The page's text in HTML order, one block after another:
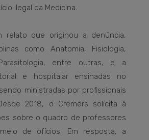
ilegal da Medicina.
relato que originou a denúncia,
como Anatomia, Fisiologia,
entre outras, e a
e hospitalar ensinadas no
ministradas por profissionais
2018, o Cremers solicita à
sobre o quadro de professores
de ofícios. Em resposta, a